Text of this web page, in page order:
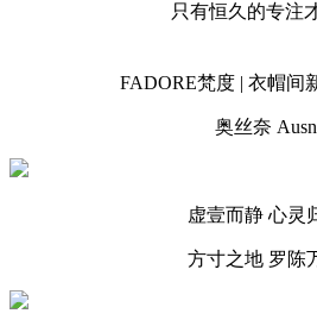
只有恒久的专注
FADORE梵度 | 衣帽间
奥丝奈 Ausn
虚壹而静 心灵
方寸之地 罗陈